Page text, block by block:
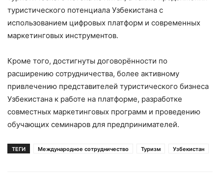
туристического потенциала Узбекистана с
использованием цифровых платформ и современных
маркетинговых инструментов.
Кроме того, достигнуты договорённости по
расширению сотрудничества, более активному
привлечению представителей туристического бизнеса
Узбекистана к работе на платформе, разработке
совместных маркетинговых программ и проведению
обучающих семинаров для предпринимателей.
ТЕГИ Международное сотрудничество Туризм Узбекистан